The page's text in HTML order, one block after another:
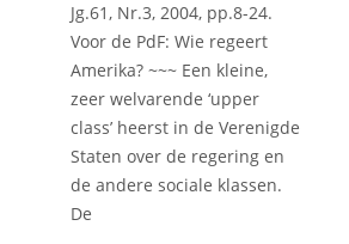
Jg.61, Nr.3, 2004, pp.8-24.
Voor de PdF: Wie regeert
Amerika? ~~~ Een kleine,
zeer welvarende ‘upper
class’ heerst in de Verenigde
Staten over de regering en
de andere sociale klassen.
De